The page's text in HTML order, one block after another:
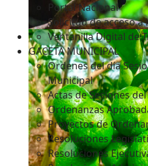
Portal Nacional
Solicitud de acceso
Ventanilla Digital de
GACETA MUNICIPAL
Ordenes del día
Municipal
Actas de Sesiones
Ordenanzas
Proyectos de
Resoluciones
Resoluciones